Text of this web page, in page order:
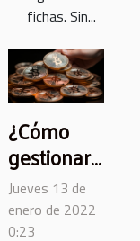
fichas. Sin...
¿Cómo
gestionar
tus
monedas
Jueves 13 de
enero de 2022
0:23